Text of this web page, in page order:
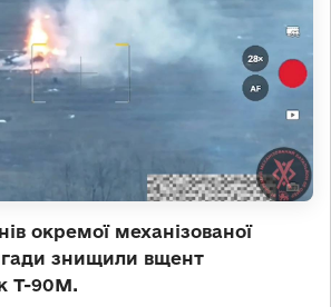
окремої механізованої
знищили вщент
Т-90М.